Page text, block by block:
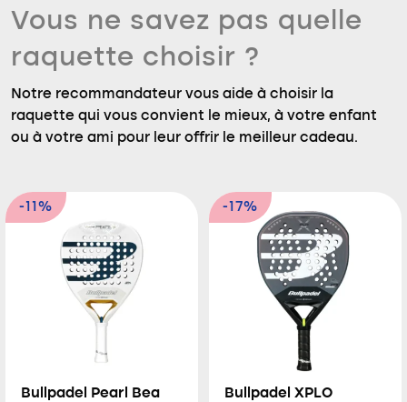
Vous ne savez pas quelle
raquette choisir ?
Notre recommandateur vous aide à choisir la
raquette qui vous convient le mieux, à votre enfant
ou à votre ami pour leur offrir le meilleur cadeau.
-11%
Bullpadel Pearl Bea
-17%
Bullpadel XPLO